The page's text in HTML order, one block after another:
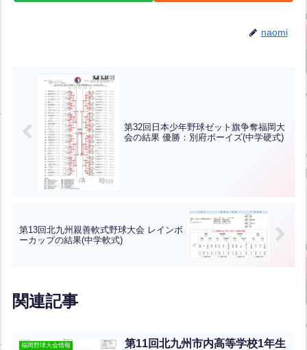
naomi
第32回日本少年野球ゼット旗争奪福岡大
会の結果 優勝：別府ボーイズ(中学硬式)
第13回北九州親善軟式野球大会 レインボ
ーカップの結果(中学軟式)
関連記事
福岡野球大会情報
第11回北九州市内高等学校1年生